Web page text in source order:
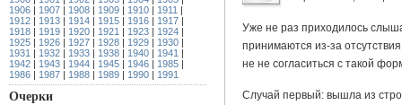
1906 | 1907 | 1908 | 1909 | 1910 | 1911 |
1912 | 1913 | 1914 | 1915 | 1916 | 1917 |
1918 | 1919 | 1920 | 1921 | 1923 | 1924 |
1925 | 1926 | 1927 | 1928 | 1929 | 1930 |
1931 | 1932 | 1933 | 1938 | 1940 | 1941 |
1942 | 1943 | 1944 | 1945 | 1946 | 1985 |
1986 | 1987 | 1988 | 1989 | 1990 | 1991
Очерки
Уже не раз приходилось
принимаются из-за
не не согласиться с такой
Случай первый: вышла из